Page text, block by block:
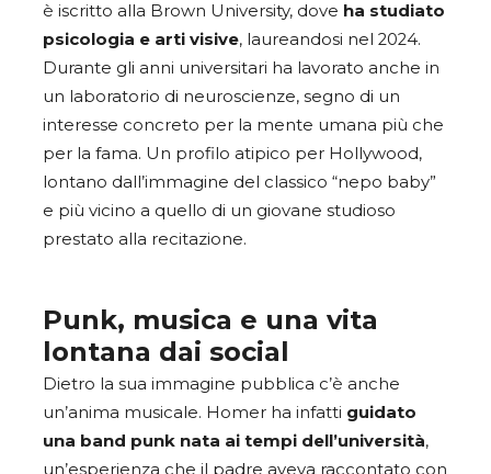
è iscritto alla Brown University, dove ha studiato
psicologia e arti visive, laureandosi nel 2024.
Durante gli anni universitari ha lavorato anche in
un laboratorio di neuroscienze, segno di un
interesse concreto per la mente umana più che
per la fama. Un profilo atipico per Hollywood,
lontano dall’immagine del classico “nepo baby”
e più vicino a quello di un giovane studioso
prestato alla recitazione.
Punk, musica e una vita
lontana dai social
Dietro la sua immagine pubblica c’è anche
un’anima musicale. Homer ha infatti guidato
una band punk nata ai tempi dell’università,
un’esperienza che il padre aveva raccontato con